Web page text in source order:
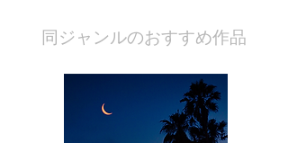
​同ジャンルのおすすめ作品